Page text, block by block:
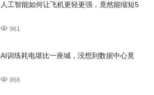
人工智能如何让飞机更轻更强，竟然能缩短5
961
AI训练耗电堪比一座城，没想到数据中心竟
866